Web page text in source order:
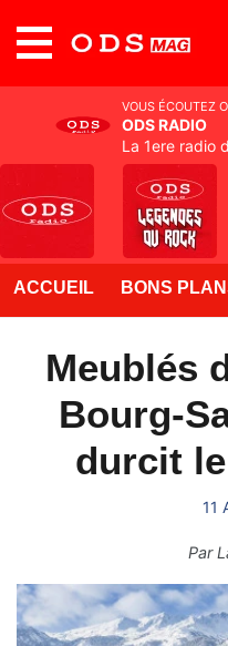
ACCUEIL BONS
Meublés
Bourg-
durcit
11
Par
VOUS ÉCOUTEZ
ODS RADIO
La 1ere radio